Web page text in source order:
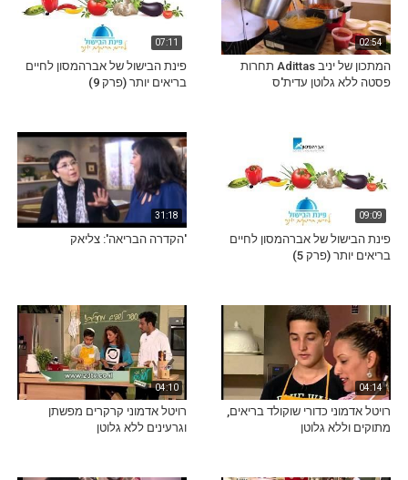
02:54
המתכון של יניב Adittas תחרות
פסטה ללא גלוטן עדית'ס
07:11
פינת הבישול של אברהמסון לחיים
בריאים יותר (פרק 9)
09:09
פינת הבישול של אברהמסון לחיים
בריאים יותר (פרק 5)
31:18
'הקדרה הבריאה': צליאק
04:14
רויטל אדמוני כדורי שוקולד בריאים,
מתוקים וללא גלוטן
04:10
רויטל אדמוני קרקרים מפשתן
וגרעינים ללא גלוטן